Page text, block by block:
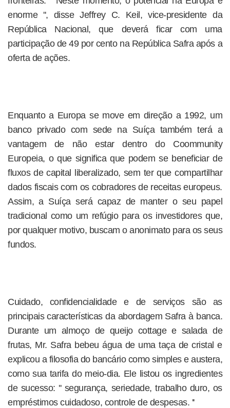
enorme '', disse Jeffrey C. Keil, vice-presidente da
República Nacional, que deverá ficar com uma
participação de 49 por cento na República Safra após a
oferta de ações.
Enquanto a Europa se move em direção a 1992, um
banco privado com sede na Suíça também terá a
vantagem de não estar dentro do Coommunity
Europeia, o que significa que podem se beneficiar de
fluxos de capital liberalizado, sem ter que compartilhar
dados fiscais com os cobradores de receitas europeus.
Assim, a Suíça será capaz de manter o seu papel
tradicional como um refúgio para os investidores que,
por qualquer motivo, buscam o anonimato para os seus
fundos.
Cuidado, confidencialidade e de serviços são as
principais características da abordagem Safra à banca.
Durante um almoço de queijo cottage e salada de
frutas, Mr. Safra bebeu água de uma taça de cristal e
explicou a filosofia do bancário como simples e austera,
como sua tarifa do meio-dia. Ele listou os ingredientes
de sucesso: '' segurança, seriedade, trabalho duro, os
empréstimos cuidadoso, controle de despesas. ''